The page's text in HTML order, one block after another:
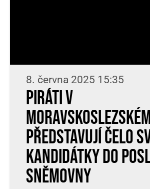
8. června 2025 15:35
Piráti v
představují čelo
kandidátky do
sněmovny